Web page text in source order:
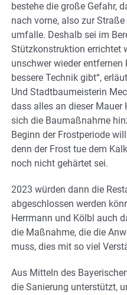
bestehe die große Gefahr,
nach vorne, also zur Straße
umfalle. Deshalb sei im
Stützkonstruktion errichtet
unschwer wieder
bessere Technik gibt“,
Und Stadtbaumeisterin
dass alles an dieser Mauer
sich die Baumaßnahme
Beginn der Frostperiode
denn der Frost tue dem
noch nicht gehärtet sei.
2023 würden dann die
abgeschlossen werden
Herrmann und Kölbl auch
die Maßnahme, die die
muss, dies mit so viel
Aus Mitteln des
die Sanierung unterstützt,